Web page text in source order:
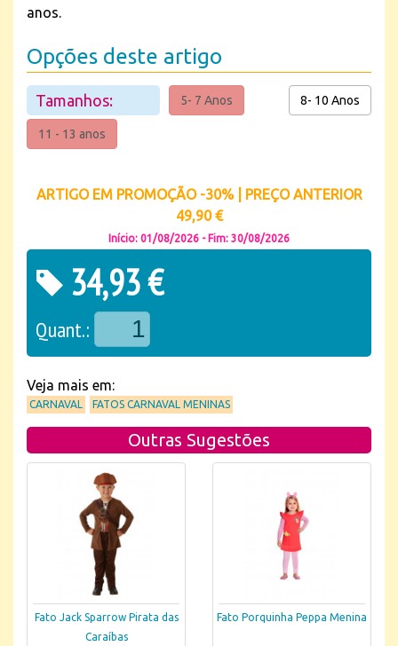
anos.
Opções deste artigo
Tamanhos: 5- 7 Anos 8- 10 Anos
11 - 13 anos
ARTIGO EM PROMOÇÃO -30% | PREÇO ANTERIOR
49,90 €
Início: 01/08/2026 - Fim: 30/08/2026
34,93 €
Quant.:
Veja mais em:
CARNAVAL FATOS CARNAVAL MENINAS
Outras Sugestões
Fato Jack Sparrow Pirata das
Caraíbas
Fato Porquinha Peppa Menina